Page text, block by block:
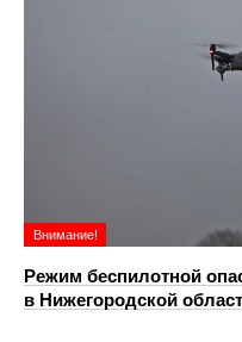
Внимание!
Режим беспилотной
в Нижегородской